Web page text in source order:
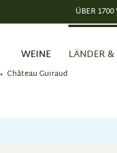
ÜBER
Château Guiraud
WEINE LÄNDER